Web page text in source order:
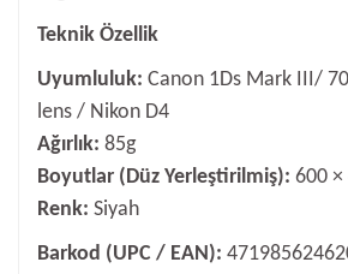
Teknik Özellik
Uyumluluk: Canon 1Ds Mark III/
lens / Nikon D4
Ağırlık: 85g
Boyutlar (Düz Yerleştirilmiş): 600
Renk: Siyah
Barkod (UPC / EAN):